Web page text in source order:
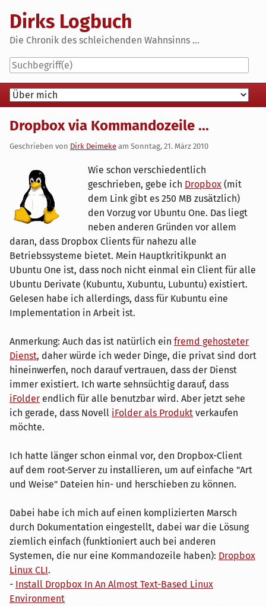
content
Dirks Logbuch
Die Chronik des schleichenden Wahnsinns ...
Navigation
Dropbox via Kommandozeile ...
Geschrieben von Dirk Deimeke am Sonntag, 21. März 2010
Wie schon verschiedentlich
geschrieben, gebe ich Dropbox (mit
dem Link gibt es 250 MB zusätzlich)
den Vorzug vor Ubuntu One. Das liegt
neben anderen Gründen vor allem
daran, dass Dropbox Clients für nahezu alle
Betriebssysteme bietet. Mein Hauptkritikpunkt an
Ubuntu One ist, dass noch nicht einmal ein Client für alle
Ubuntu Derivate (Kubuntu, Xubuntu, Lubuntu) existiert.
Gelesen habe ich allerdings, dass für Kubuntu eine
Implementation in Arbeit ist.
Anmerkung: Auch das ist natürlich ein fremd gehosteter
Dienst, daher würde ich weder Dinge, die privat sind dort
hineinwerfen, noch darauf vertrauen, dass der Dienst
immer existiert. Ich warte sehnsüchtig darauf, dass
iFolder endlich für alle benutzbar wird. Aber jetzt sehe
ich gerade, dass Novell iFolder als Produkt verkaufen
möchte.
Ich hatte länger schon einmal vor, den Dropbox-Client
auf dem root-Server zu installieren, um auf einfache "Art
und Weise" Dateien hin- und herschieben zu können.
Dabei habe ich mich auf einen komplizierten Marsch
durch Dokumentation eingestellt, dabei war die Lösung
ziemlich einfach (funktioniert auch bei anderen
Systemen, die nur eine Kommandozeile haben): Dropbox
Linux CLI.
- Install Dropbox In An Almost Text-Based Linux
Environment